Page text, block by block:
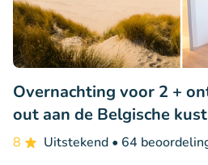
Overnachting voor 2 +
out aan de Belgische kust
8 Uitstekend • 64